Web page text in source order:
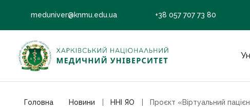
meduniver@knmu.edu.ua +38 057 707 73 80
Головна Новини ННІ ЯО